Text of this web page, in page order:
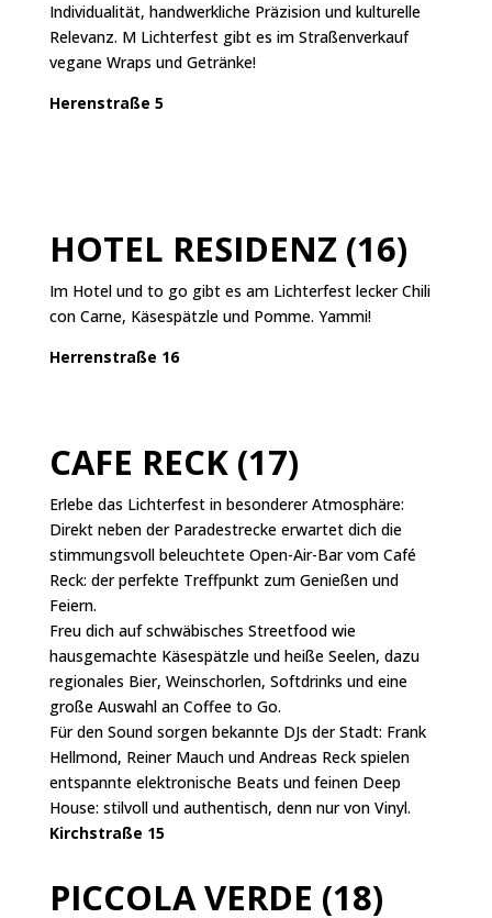
Individualität, handwerkliche Präzision und kulturelle
Relevanz. M Lichterfest gibt es im Straßenverkauf
vegane Wraps und Getränke!
Herenstraße 5
HOTEL RESIDENZ (16)
Im Hotel und to go gibt es am Lichterfest lecker Chili
con Carne, Käsespätzle und Pomme. Yammi!
Herrenstraße 16
CAFE RECK (17)
Erlebe das Lichterfest in besonderer Atmosphäre:
Direkt neben der Paradestrecke erwartet dich die
stimmungsvoll beleuchtete Open-Air-Bar vom Café
Reck: der perfekte Treffpunkt zum Genießen und
Feiern.
Freu dich auf schwäbisches Streetfood wie
hausgemachte Käsespätzle und heiße Seelen, dazu
regionales Bier, Weinschorlen, Softdrinks und eine
große Auswahl an Coffee to Go.
Für den Sound sorgen bekannte DJs der Stadt: Frank
Hellmond, Reiner Mauch und Andreas Reck spielen
entspannte elektronische Beats und feinen Deep
House: stilvoll und authentisch, denn nur von Vinyl.
Kirchstraße 15
PICCOLA VERDE (18)